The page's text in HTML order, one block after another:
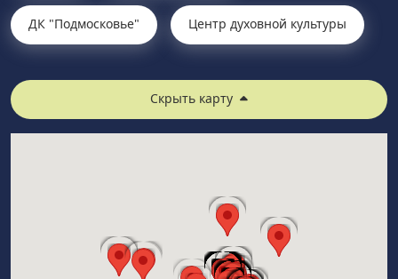
ДК "Подмосковье" Центр духовной культуры
Скрыть карту